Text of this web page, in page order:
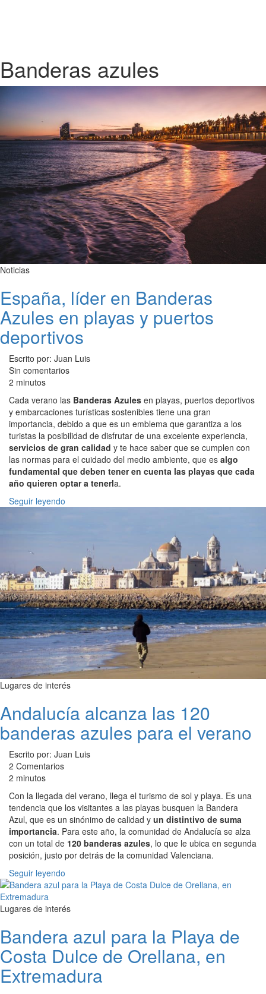
Banderas azules
Noticias
España, líder en Banderas
Azules en playas y puertos
deportivos
Escrito por: Juan Luis
Sin comentarios
2 minutos
Cada verano las Banderas Azules en playas, puertos deportivos
y embarcaciones turísticas sostenibles tiene una gran
importancia, debido a que es un emblema que garantiza a los
turistas la posibilidad de disfrutar de una excelente experiencia,
servicios de gran calidad y te hace saber que se cumplen con
las normas para el cuidado del medio ambiente, que es algo
fundamental que deben tener en cuenta las playas que cada
año quieren optar a tenerla.
Seguir leyendo
Lugares de interés
Andalucía alcanza las 120
banderas azules para el verano
Escrito por: Juan Luis
2 Comentarios
2 minutos
Con la llegada del verano, llega el turismo de sol y playa. Es una
tendencia que los visitantes a las playas busquen la Bandera
Azul, que es un sinónimo de calidad y un distintivo de suma
importancia. Para este año, la comunidad de Andalucía se alza
con un total de 120 banderas azules, lo que le ubica en segunda
posición, justo por detrás de la comunidad Valenciana.
Seguir leyendo
Lugares de interés
Bandera azul para la Playa de
Costa Dulce de Orellana, en
Extremadura